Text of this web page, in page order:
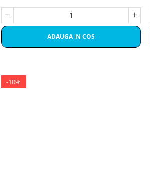
ADAUGA IN COS
-10%